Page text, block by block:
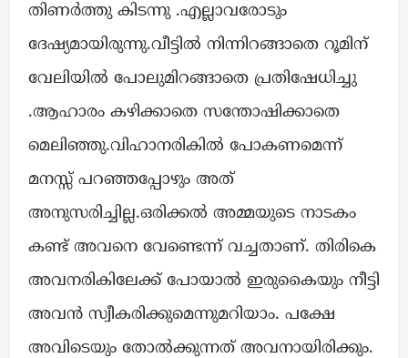
തിണർത്തു കിടന്നു .എല്ലാവരോടും
ദേഷ്യമായിരുന്നു.വീട്ടിൽ നിന്നിറങ്ങാതെ റൂമിന്
വേലിയിൽ പോലുമിറങ്ങാതെ പ്രതിഷേധിച്ചു
.ആഹാരം കഴിക്കാതെ സന്തോഷിക്കാതെ
മെലിഞ്ഞു.വിഹാനരികിൽ പോകണമെന്ന്
മനസ്സ് പറഞ്ഞപ്പോഴും അത്
അനുസരിച്ചില്ല.ഒരിക്കൽ അമ്മയുടെ നാടകം
കണ്ട് അവനെ വേണ്ടെന്ന് വച്ചതാണ്. തിരികെ
അവനരികിലേക്ക് പോയാൽ ഇരുകൈയും നീട്ടി
അവൻ സ്വീകരിക്കുമെന്നുമറിയാം. പക്ഷേ
അവിടെയും തോൽക്കുന്നത് അവനായിരിക്കും.